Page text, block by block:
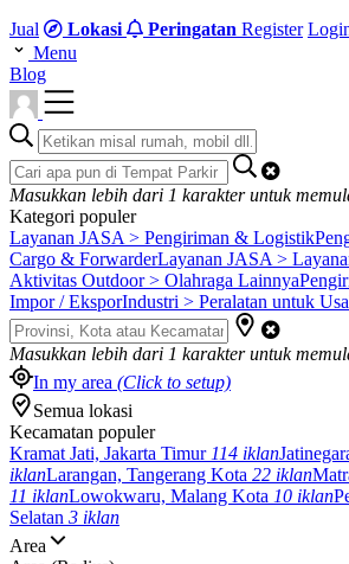
Jual
Lokasi Peringatan Register
Menu
Blog
Masukkan lebih dari 1 karakter untuk
Kategori populer
Layanan JASA > Pengiriman & Logistik
Cargo & ForwarderLayanan JASA >
Aktivitas Outdoor > Olahraga Lainnya
Impor / EksporIndustri > Peralatan untuk
Masukkan lebih dari 1 karakter untuk
In my area (Click to setup)
Semua lokasi
Kecamatan populer
Kramat Jati, Jakarta Timur 114 iklan
iklanLarangan, Tangerang Kota 22 iklan
11 iklanLowokwaru, Malang Kota 10 iklan
Selatan 3 iklan
Area